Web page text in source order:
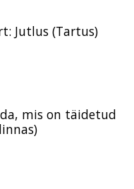
Jutlus (Tartus)
mis on täidetud